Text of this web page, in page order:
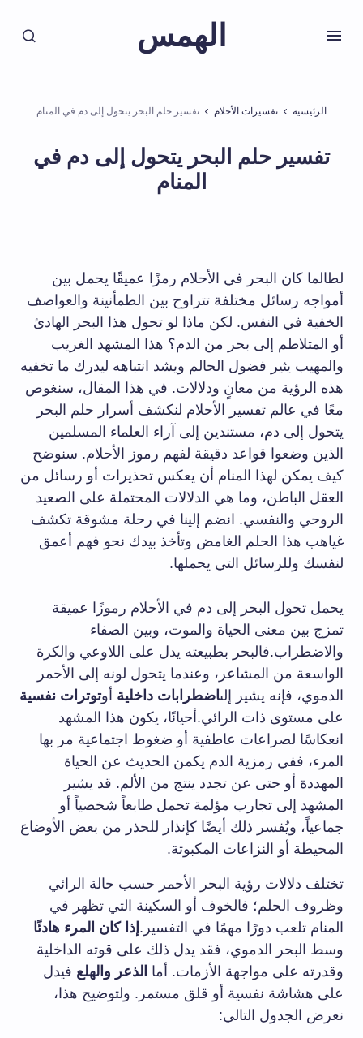
الهمس
الرئيسية تفسيرات الأحلام تفسير حلم البحر يتحول إلى دم في المنام
تفسير حلم البحر يتحول إلى دم في
المنام
لطالما كان البحر في الأحلام رمزًا عميقًا يحمل بين
أمواجه رسائل مختلفة تتراوح بين الطمأنينة والعواصف
الخفية في النفس. لكن ماذا لو تحول هذا البحر الهادئ
أو المتلاطم إلى بحر من الدم؟ هذا المشهد الغريب
والمهيب يثير فضول الحالم ويشد انتباهه ليدرك ما تخفيه
هذه الرؤية من معانٍ ودلالات. في هذا المقال، سنغوص
معًا في عالم تفسير الأحلام لنكشف أسرار حلم البحر
يتحول إلى دم، مستندين إلى آراء العلماء المسلمين
الذين وضعوا قواعد دقيقة لفهم رموز الأحلام. سنوضح
كيف يمكن لهذا المنام أن يعكس تحذيرات أو رسائل من
العقل الباطن، وما هي الدلالات المحتملة على الصعيد
الروحي والنفسي. انضم إلينا في رحلة مشوقة تكشف
غياهب هذا الحلم الغامض وتأخذ بيدك نحو فهم أعمق
لنفسك وللرسائل التي يحملها.
يحمل تحول البحر إلى دم في الأحلام رموزًا عميقة
تمزج بين معنى الحياة والموت، وبين الصفاء
والاضطراب.فالبحر بطبيعته يدل على اللاوعي والكرة
الواسعة من المشاعر، وعندما يتحول لونه إلى الأحمر
الدموي، فإنه يشير إلىاضطرابات داخلية أوتوترات نفسية
على مستوى ذات الرائي.أحيانًا، يكون هذا المشهد
انعكاسًا لصراعات عاطفية أو ضغوط اجتماعية مر بها
المرء، ففي رمزية الدم يكمن الحديث عن الحياة
المهددة أو حتى عن تجدد ينتج من الألم. قد يشير
المشهد إلى تجارب مؤلمة تحمل طابعاً شخصياً أو
جماعياً، ويُفسر ذلك أيضًا كإنذار للحذر من بعض الأوضاع
المحيطة أو النزاعات المكبوتة.
تختلف دلالات رؤية البحر الأحمر حسب حالة الرائي
وظروف الحلم؛ فالخوف أو السكينة التي تظهر في
المنام تلعب دورًا مهمًا في التفسير. إذا كان المرء هادئًا
وسط البحر الدموي، فقد يدل ذلك على قوته الداخلية
وقدرته على مواجهة الأزمات. أما الذعر والهلع فيدل
على هشاشة نفسية أو قلق مستمر. ولتوضيح هذا،
نعرض الجدول التالي: